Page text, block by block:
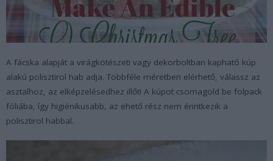
A fácska alapját a virágkötészeti vagy dekorboltban kapható kúp
alakú polisztirol hab adja. Többféle méretben elérhető, válassz az
asztalhoz, az elképzelésedhez illőt! A kúpot csomagold be folpack
fóliába, így higiénikusabb, az ehető rész nem érintkezik a
polisztirol habbal.